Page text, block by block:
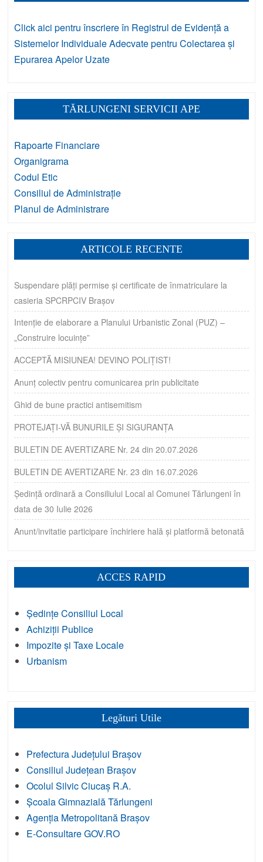
Click aici pentru înscriere în Registrul de Evidență a
Sistemelor Individuale Adecvate pentru Colectarea și
Epurarea Apelor Uzate
TĂRLUNGENI SERVICII APE
Rapoarte Financiare
Organigrama
Codul Etic
Consiliul de Administrație
Planul de Administrare
ARTICOLE RECENTE
Suspendare plăți permise și certificate de înmatriculare la
casieria SPCRPCIV Brașov
Intenție de elaborare a Planului Urbanistic Zonal (PUZ) –
„Construire locuințe”
ACCEPTĂ MISIUNEA! DEVINO POLIȚIST!
Anunț colectiv pentru comunicarea prin publicitate
Ghid de bune practici antisemitism
PROTEJAȚI-VĂ BUNURILE ȘI SIGURANȚA
BULETIN DE AVERTIZARE Nr. 24 din 20.07.2026
BULETIN DE AVERTIZARE Nr. 23 din 16.07.2026
Ședință ordinară a Consiliului Local al Comunei Tărlungeni în
data de 30 Iulie 2026
Anunt/invitatie participare închiriere hală și platformă betonată
ACCES RAPID
Ședințe Consiliul Local
Achiziții Publice
Impozite și Taxe Locale
Urbanism
Legături Utile
Prefectura Județului Brașov
Consiliul Județean Brașov
Ocolul Silvic Ciucaș R.A.
Școala Gimnazială Tărlungeni
Agenția Metropolitană Brașov
E-Consultare GOV.RO